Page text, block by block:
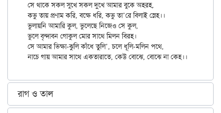
সে থাকে সকল সুখে সকল দুখে আমার বুকে অহরহ,
কভু তায় প্রণাম করি, বক্ষে ধরি, কভু তা’রে বিলাই স্নেহ।।
ভুলায়নি আমারি কুল, ভুলেছে নিজেও সে কুল,
ভুলে বৃন্দাবন গোকুল মোর সাথে মিলন বিরহ।
সে আমার ভিক্ষা-ঝুলি কাঁধে তুলি’, চলে ধূলি-মলিন পথে,
রাগ ও তাল